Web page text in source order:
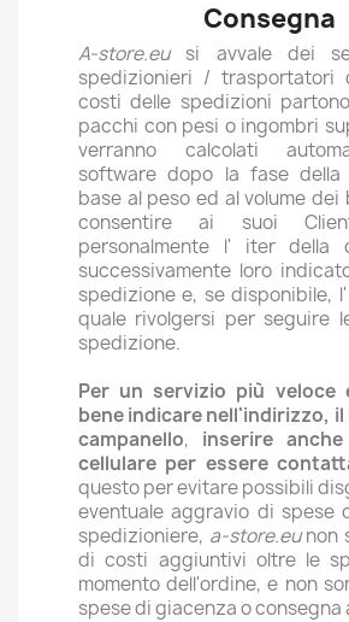
Consegna
A-store.eusi avvale dei
spedizionieri / trasportatori
costi delle spedizioni
pacchi con pesi o ingombri
verranno calcolati
software dopo la fase
base al peso ed al volume
consentire ai suoi
personalmente l' iter della
successivamente loro
spedizione e, se disponibile,
quale rivolgersi per seguire
spedizione.
Per un servizio più veloce
bene indicare nell'indirizzo,
campanello, inserire
cellulare per essere
questo per evitare possibili
eventuale aggravio di spese
spedizioniere, a-store.eunon
di costi aggiuntivi oltre le
momento dell'ordine, e non
spese di giacenza o consegna